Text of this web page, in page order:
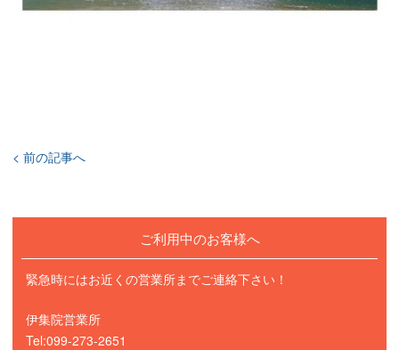
< 前の記事へ
ご利用中のお客様へ
緊急時にはお近くの営業所までご連絡下さい！
伊集院営業所
Tel:099-273-2651